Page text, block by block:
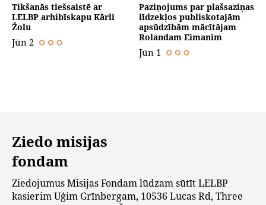
Tikšanās tiešsaistē ar
LELBP arhibīskapu Kārli
Žolu
Jūn 2
Paziņojums par plašsaziņas
līdzekļos publiskotajām
apsūdzībām mācītājam
Rolandam Eimanim
Jūn 1
Ziedo misijas
fondam
Ziedojumus Misijas Fondam lūdzam sūtīt LELBP
kasierim Uģim Grīnbergam, 10536 Lucas Rd, Three